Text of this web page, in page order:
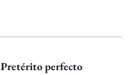
Pretérito perfecto